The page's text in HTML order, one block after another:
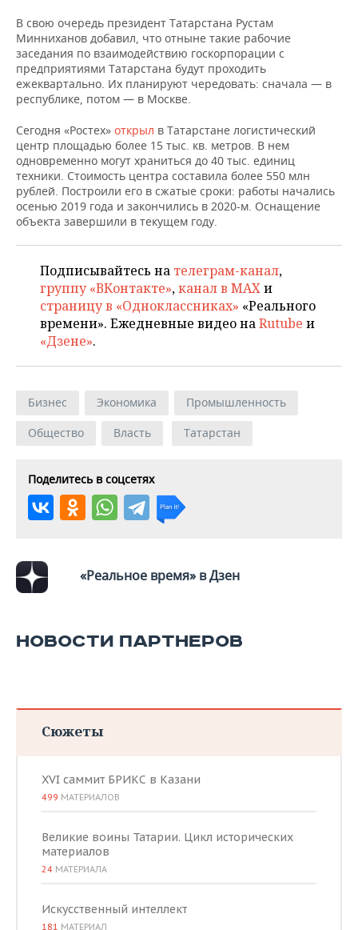
КИБЕРСПОРТ
ФИГУРНОЕ КАТАНИЕ
ХОККЕЙ С МЯЧОМ
КУЛЬТУРА
МЕДИЦИНА
ПРОИСШЕСТВИЯ
СПИСОК КОМПАНИЙ
В свою очередь президент Татарстана Рустам
Минниханов добавил, что отныне такие рабочие
заседания по взаимодействию госкорпорации с
предприятиями Татарстана будут проходить
ежеквартально. Их планируют чередовать: сначала — в
республике, потом — в Москве.
Сегодня «Ростех» открыл в Татарстане логистический
центр площадью более 15 тыс. кв. метров. В нем
одновременно могут храниться до 40 тыс. единиц
техники. Стоимость центра составила более 550 млн
рублей. Построили его в сжатые сроки: работы начались
осенью 2019 года и закончились в 2020-м. Оснащение
объекта завершили в текущем году.
Подписывайтесь на телеграм-канал,
группу «ВКонтакте»,канал в MAXи
страницу в «Одноклассниках» «Реального
времени». Ежедневные видео наRutube и
«Дзене».
Бизнес Экономика
Промышленность
Общество
Власть Татарстан
Поделитесь в соцсетях
«Реальное время» в Дзен
НОВОСТИ ПАРТНЕРОВ
Сюжеты
XVI саммит БРИКС в Казани
499 МАТЕРИАЛОВ
Великие воины Татарии. Цикл исторических
материалов
24 МАТЕРИАЛА
Искусственный интеллект
181 МАТЕРИАЛ